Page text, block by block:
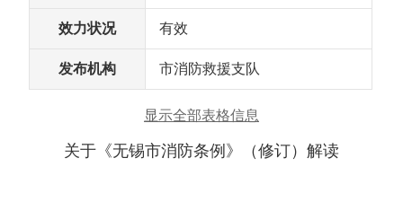
效力状况 有效
发布机构 市消防救援支队
显示全部表格信息
关于《无锡市消防条例》（修订）解读